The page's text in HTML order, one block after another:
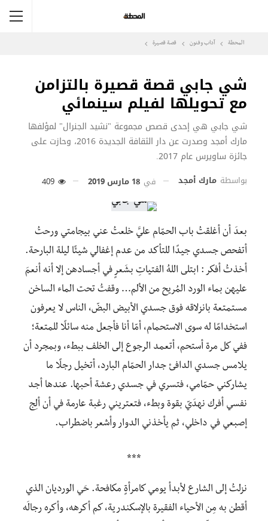
المحطة آداب وفنون قصة قصيرة
شي جابي قصة قصيرة بالتزامن
مع تحويلها لفيلم سينمائي
شي جابي هي إحدى قصص مجموعة "نشيد الجنرال" لمؤلفها
مارك أمجد وصدرت عن دار الثقافة الجديدة 2016، وحازت على
جائزة ساويرس عام 2017.
بواسطة مارك أمجد في 18 مارس 2019
بعدَ أن أغلقتُ باب الحمّام عليَّ خلعتُ عني بيجامتي ورحتُ
أتفحص جسدي جيدًا للتأكد من عدم إغفالي شيئًا ليلة البارحة.
أخذتُ أفكر : ابتلى اللهُ الفتياتِ بشَعرٍ في أجسادهن إلا أنه أنعمَ
عليهن بماء الورد المُريح من الألم… وقفتُ تحت الماء الساخن
مستمتعة بانزلاقه فوق جسدي الأبيض البضّ، الناس لا يعرفون
استخدامًا له سوى الاستحمام، أمّا أنا فأجعل منه سائلًا للمتعة؛
ففي كل مرة أستحم، أتعمد الرجوع إلى الخلف ببطء، وبمجرد أن
يلامس جسدي الدافئ جدار الحمّام البارد، أتخيل رجلًا ما
يشاركني حمّامي، فتسري في جسدي رعشة أحبها. عندها أجد
نفسي أفرك نهدَيّ بقوة وبطء، فتعتريني رغبة عارمة في أن ألِج
إصبعي في داخلي، ثم يأخذني الدوار وأشعر باضطراب.
***
نزلتُ إلى الشارع لأبدأ يومي كامرأةٍ مكافحة. حَي الورديان الذي
أقطن به مِن الأحياء الفقيرة بالإسكندرية، كم أكرهه، وأكره رجالَه